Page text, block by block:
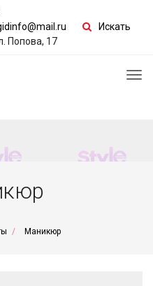
Искать
Попова, 17
Маникюр